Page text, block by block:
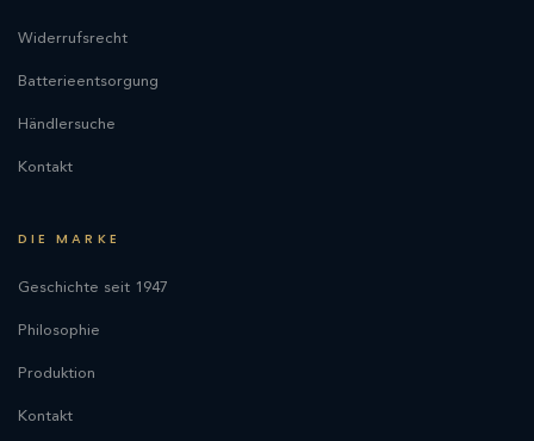
Widerrufsrecht
Batterieentsorgung
Händlersuche
Kontakt
DIE MARKE
Geschichte seit 1947
Philosophie
Produktion
Kontakt